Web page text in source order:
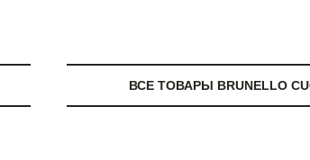
ВСЕ ТОВАРЫ BRUNELLO